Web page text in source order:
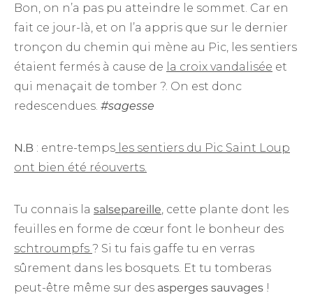
Bon, on n’a pas pu atteindre le sommet. Car en
fait ce jour-là, et on l’a appris que sur le dernier
tronçon du chemin qui mène au Pic, les sentiers
étaient fermés à cause de la croix vandalisée et
qui menaçait de tomber ?. On est donc
redescendues. #sagesse
N.B : entre-temps les sentiers du Pic Saint Loup
ont bien été réouverts.
Tu connais la salsepareille, cette plante dont les
feuilles en forme de cœur font le bonheur des
schtroumpfs ? Si tu fais gaffe tu en verras
sûrement dans les bosquets. Et tu tomberas
peut-être même sur des asperges sauvages !